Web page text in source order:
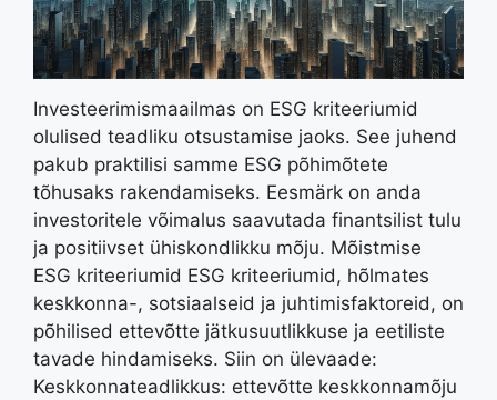
Investeerimismaailmas on ESG kriteeriumid
olulised teadliku otsustamise jaoks. See juhend
pakub praktilisi samme ESG põhimõtete
tõhusaks rakendamiseks. Eesmärk on anda
investoritele võimalus saavutada finantsilist tulu
ja positiivset ühiskondlikku mõju. Mõistmise
ESG kriteeriumid ESG kriteeriumid, hõlmates
keskkonna-, sotsiaalseid ja juhtimisfaktoreid, on
põhilised ettevõtte jätkusuutlikkuse ja eetiliste
tavade hindamiseks. Siin on ülevaade:
Keskkonnateadlikkus: ettevõtte keskkonnamõju